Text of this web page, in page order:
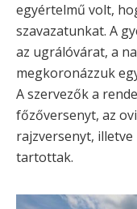
egyértelmű volt,
szavazatunkat. A
az ugrálóvárat, a
megkoronázzuk
A szervezők a
főzőversenyt, az
rajzversenyt,
tartottak.